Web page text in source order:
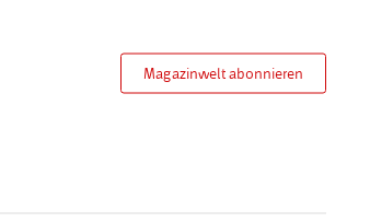
Magazinwelt abonnieren